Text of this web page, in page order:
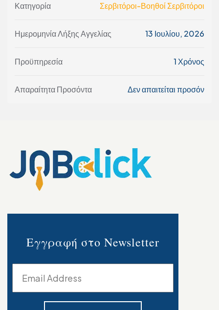
Κατηγορία Σερβιτόροι-Βοηθοί Σερβιτόροι
Ημερομηνία Λήξης Αγγελίας 13 Ιουλίου, 2026
Προϋπηρεσία 1 Χρόνος
Απαραίτητα Προσόντα Δεν απαιτείται προσόν
Εγγραφή στο Newsletter